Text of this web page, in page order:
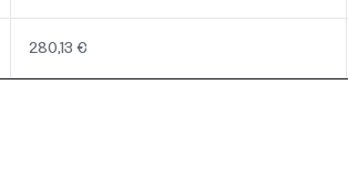
280,13 €